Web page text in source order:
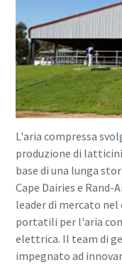
L'aria compressa
produzione di
base di una lunga
Cape Dairies e Rand-
leader di mercato
portatili per l'aria
elettrica. Il team di
impegnato ad